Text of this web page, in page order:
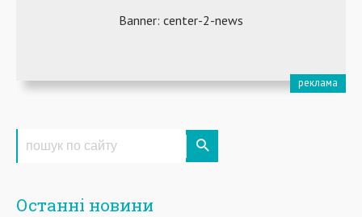
Останні новини